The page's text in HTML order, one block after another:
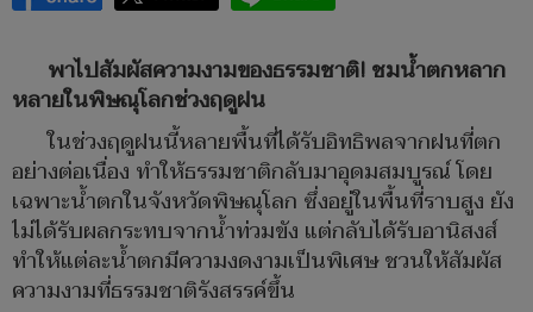
พาไปสัมผัสความงามของธรรมชาติ! ชมน้ำตกหลาก
หลายในพิษณุโลกช่วงฤดูฝน
ในช่วงฤดูฝนนี้หลายพื้นที่ได้รับอิทธิพลจากฝนที่ตก
อย่างต่อเนื่อง ทำให้ธรรมชาติกลับมาอุดมสมบูรณ์ โดย
เฉพาะน้ำตกในจังหวัดพิษณุโลก ซึ่งอยู่ในพื้นที่ราบสูง ยัง
ไม่ได้รับผลกระทบจากน้ำท่วมขัง แต่กลับได้รับอานิสงส์
ทำให้แต่ละน้ำตกมีความงดงามเป็นพิเศษ ชวนให้สัมผัส
ความงามที่ธรรมชาติรังสรรค์ขึ้น